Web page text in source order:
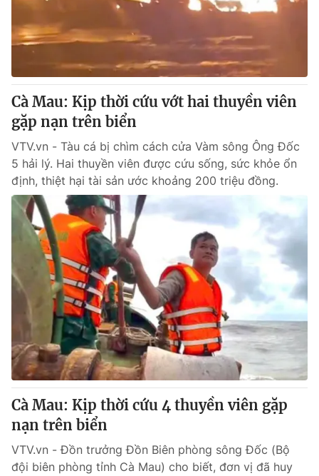
® Cấm sao chép dưới mọi hình thức nếu không có sự chấp
thuận bằng văn bản. Ghi rõ nguồn VTV.vn khi phát hành lại
thông tin từ website này.
Cà Mau: Kịp thời cứu vớt hai thuyền viên
gặp nạn trên biển
VTV.vn - Tàu cá bị chìm cách cửa Vàm sông Ông Đốc
5 hải lý. Hai thuyền viên được cứu sống, sức khỏe ổn
định, thiệt hại tài sản ước khoảng 200 triệu đồng.
Cà Mau: Kịp thời cứu 4 thuyền viên gặp
nạn trên biển
VTV.vn - Đồn trưởng Đồn Biên phòng sông Đốc (Bộ
đội biên phòng tỉnh Cà Mau) cho biết, đơn vị đã huy